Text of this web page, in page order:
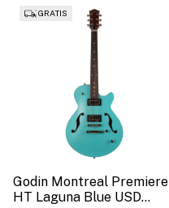
GRATIS
Godin Montreal Premiere
HT Laguna Blue USD